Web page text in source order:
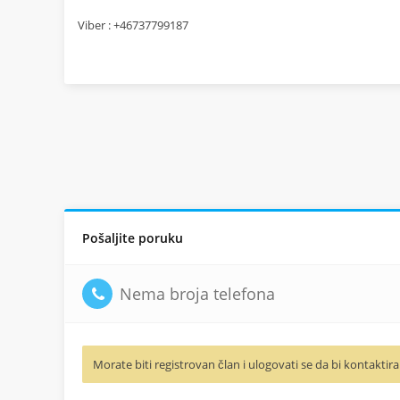
Viber : +46737799187
Pošaljite poruku
Nema broja telefona
Morate biti registrovan član i ulogovati se da bi